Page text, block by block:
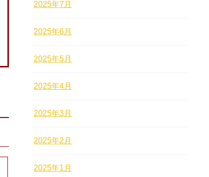
2025年7月
2025年6月
2025年5月
2025年4月
2025年3月
2025年2月
2025年1月